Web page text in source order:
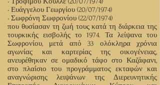
• Ευάγγελου Γεωργίου (20/07/1974)
• Σωφρόνη Σωφρονίου (22/07/1974)
που θυσίασαν τη ζωή τους κατά τη διάρκεια της
τουρκικής εισβολής το 1974. Τα λείψανα του
Σωφρονίου, μετά από 33 ολόκληρα χρόνια
αγωνίας και καρτερίας της οικογένειας,
ανευρέθηκαν σε ομαδικό τάφο στο Καζάφανι,
στο πλαίσιο του προγράμματος εκταφών και
αναγνώρισης λειψάνων της Διερευνητικής